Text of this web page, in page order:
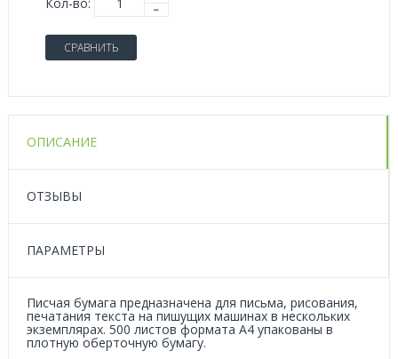
СРАВНИТЬ
ОПИСАНИЕ
ОТЗЫВЫ
ПАРАМЕТРЫ
Писчая бумага предназначена для письма, рисования,
печатания текста на пишущих машинах в нескольких
экземплярах. 500 листов формата А4 упакованы в
плотную оберточную бумагу.